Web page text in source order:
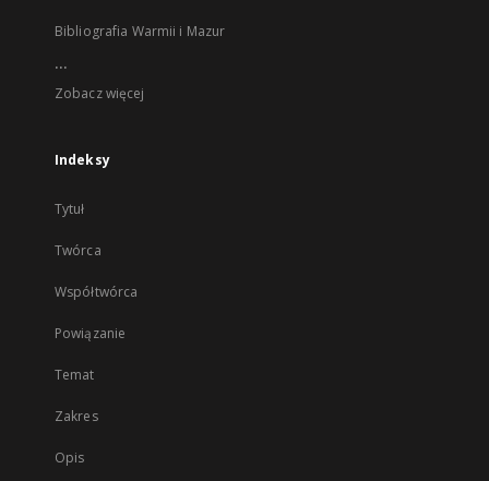
Bibliografia Warmii i Mazur
...
Zobacz więcej
Indeksy
Tytuł
Twórca
Współtwórca
Powiązanie
Temat
Zakres
Opis